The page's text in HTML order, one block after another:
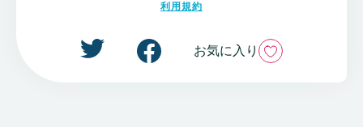
利用規約
お気に入り